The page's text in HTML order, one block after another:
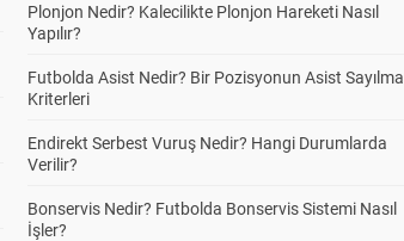
Plonjon Nedir? Kalecilikte Plonjon Hareketi Nasıl
Yapılır?
Futbolda Asist Nedir? Bir Pozisyonun Asist Sayılma
Kriterleri
Endirekt Serbest Vuruş Nedir? Hangi Durumlarda
Verilir?
Bonservis Nedir? Futbolda Bonservis Sistemi Nasıl
İşler?